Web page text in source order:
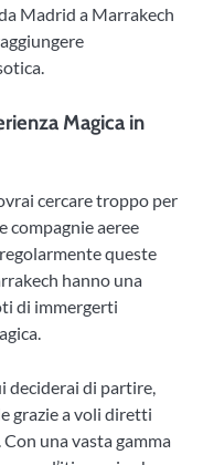
Madrid a Marrakech
Magica in
cercare troppo per
compagnie aeree
queste
hanno una
di immergerti
deciderai di partire,
grazie a voli diretti
una vasta gamma